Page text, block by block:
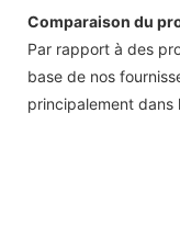
Comparaison du
Par rapport à des
base de nos
principalement dans